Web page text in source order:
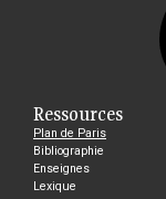
Ressources
Plan de Paris
Bibliographie
Enseignes
Lexique